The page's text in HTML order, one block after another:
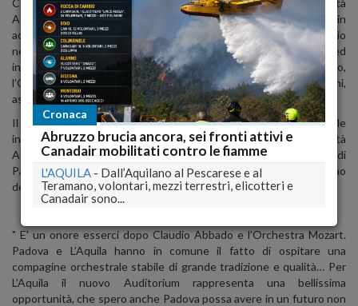
Aquilana dei Concerti “B. Barattelli”,domenica 28 ottobre
, in
accordo con il Comune dell’Aquila, approda proprio
nell’Auditorium del Parco , la sala progettata da Renzo Piano ed
inaugurata appena due settimane fa con Claudio Abbado,
l’Orchestra Mozart e la partecipazione di tantissime istituzioni,
associazioni e gruppi musicali della città.
Il concerto, inserito nell'ambito del Progetto Circolazione Musicale
in Italia del CIDIM (con il sostegno della Cariplo), cui la Società
Aquilana dei Concerti aderisce da molti anni, ospita l’Orchestra di
Padova e del Veneto diretta dal violoncellistaEnrico Bronzi
, uno
dei migliori interpreti della sua generazione (classe 1973).
" E'un onore esserci dopo Claudio Abbado e l’Orchestra Mozart.
Padova e L’Aquila hanno in comune il fatto di ospitare una
compagine orchestrale stabile di grande tradizione e qualità… Per
L’Aquila il nuovo Auditorium rappresenta una bellissima
opportunità, che spero anche Padova possa avere in un futuro non
Cronaca
Abruzzo brucia ancora, sei fronti attivi e
Canadair mobilitati contro le fiamme
L'AQUILA - Dall’Aquilano al Pescarese e al
Teramano, volontari, mezzi terrestri, elicotteri e
Canadair sono...